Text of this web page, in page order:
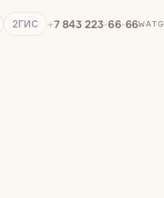
2ГИС +7 843 223-66-66WATG